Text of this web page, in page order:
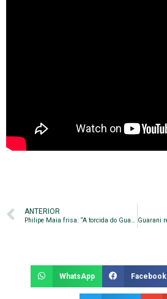
ANTERIOR
Philipe Maia frisa: “A torcida do Guarani faz a diferença”
WhatsApp Facebook